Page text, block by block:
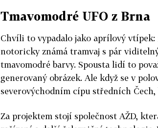
Tmavomodré UFO z Brna
Chvíli to vypadalo jako aprílový vtípek:
notoricky známá tramvaj s pár
tmavomodré barvy. Spousta lidí to
generovaný obrázek. Ale když se v
severovýchodním cípu středních
Za projektem stojí společnost AŽD,